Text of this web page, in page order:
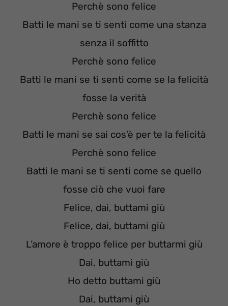
Perchè sono felice
Batti le mani se ti senti come una stanza
senza il soffitto
Perchè sono felice
Batti le mani se ti senti come se la felicità
fosse la verità
Perchè sono felice
Batti le mani se sai cos’è per te la felicità
Perchè sono felice
Batti le mani se ti senti come se quello
fosse ciò che vuoi fare
Felice, dai, buttami giù
Felice, dai, buttami giù
L’amore è troppo felice per buttarmi giù
Dai, buttami giù
Ho detto buttami giù
Dai, buttami giù